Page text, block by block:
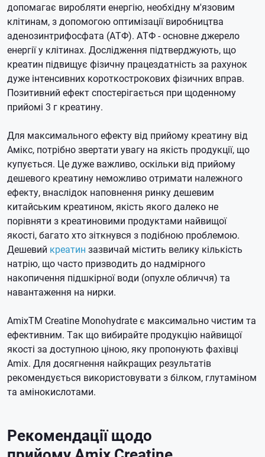
допомагає виробляти енергію, необхідну м'язовим
клітинам, з допомогою оптимізації виробництва
аденозинтрифосфата (АТФ). АТФ - основне джерело
енергії у клітинах. Дослідження підтверджують, що
креатин підвищує фізичну працездатність за рахунок
дуже інтенсивних короткострокових фізичних вправ.
Позитивний ефект спостерігається при щоденному
прийомі 3 г креатину.
Для максимального ефекту від прийому креатину від
Амікс, потрібно звертати увагу на якість продукції, що
купується. Це дуже важливо, оскільки від прийому
дешевого креатину неможливо отримати належного
ефекту, внаслідок наповнення ринку дешевим
китайським креатином, якість якого далеко не
порівняти з креатиновими продуктами найвищої
якості, багато хто зіткнувся з подібною проблемою.
Дешевий креатин зазвичай містить велику кількість
натрію, що часто призводить до надмірного
накопичення підшкірної води (опухле обличчя) та
навантаження на нирки.
AmixTM Creatine Monohydrate є максимально чистим та
ефективним. Так що вибирайте продукцію найвищої
якості за доступною ціною, яку пропонують фахівці
Amix. Для досягнення найкращих результатів
рекомендується використовувати з білком, глутаміном
та амінокислотами.
Рекомендації щодо